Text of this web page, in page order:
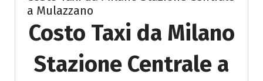
a Mulazzano
Costo Taxi da Milano
Stazione Centrale a